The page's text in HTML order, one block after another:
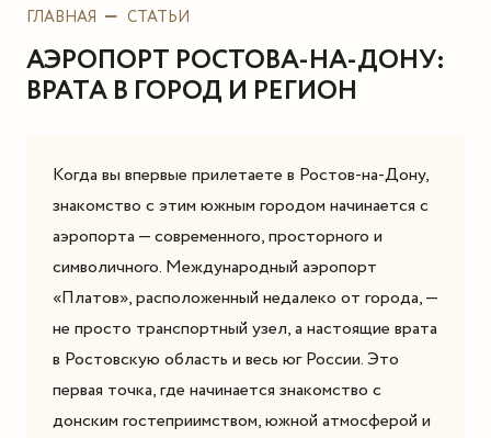
ГЛАВНАЯ СТАТЬИ
АЭРОПОРТ РОСТОВА-НА-ДОНУ:
ВРАТА В ГОРОД И РЕГИОН
Когда вы впервые прилетаете в Ростов-на-Дону,
знакомство с этим южным городом начинается с
аэропорта — современного, просторного и
символичного. Международный аэропорт
«Платов», расположенный недалеко от города, —
не просто транспортный узел, а настоящие врата
в Ростовскую область и весь юг России. Это
первая точка, где начинается знакомство с
донским гостеприимством, южной атмосферой и